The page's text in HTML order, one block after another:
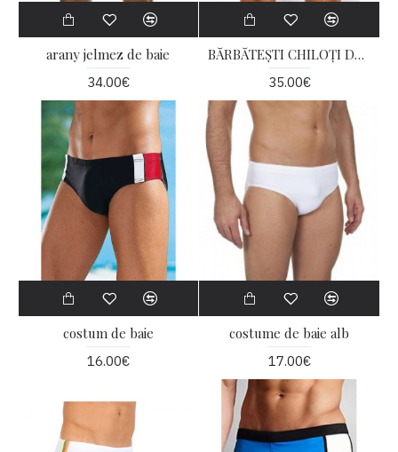
arany jelmez de baie
34.00€
BĂRBĂTEȘTI CHILOȚI DE BAIE
35.00€
costum de baie
16.00€
costume de baie alb
17.00€